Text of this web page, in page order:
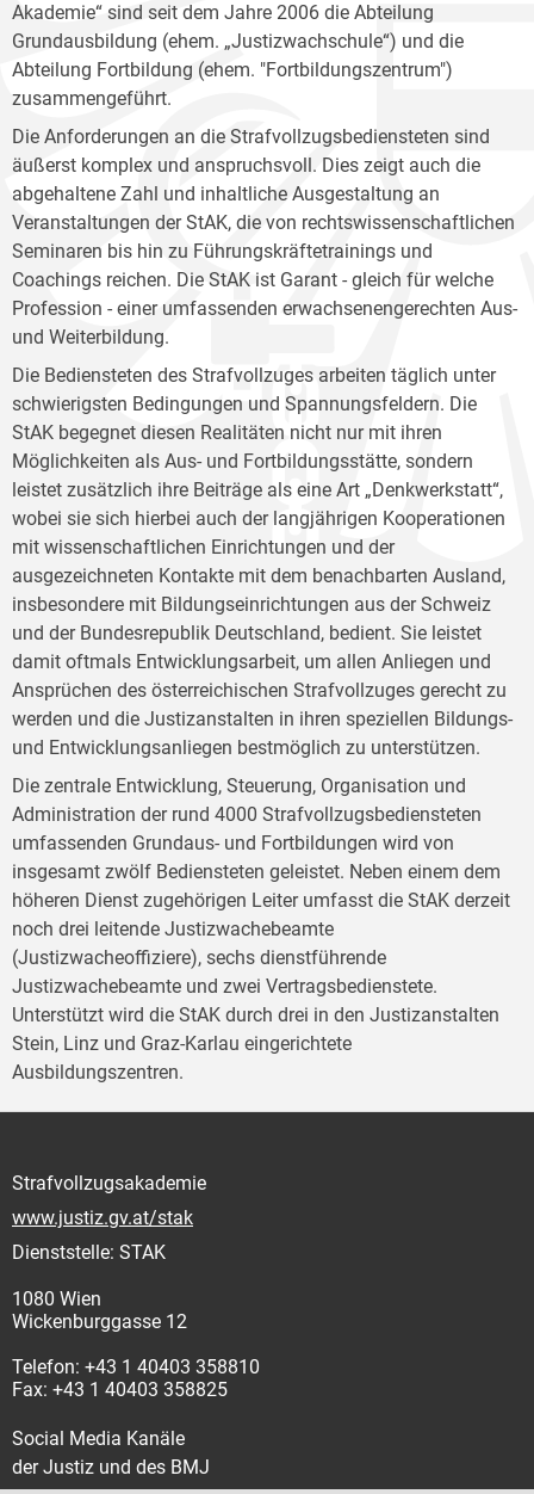
Akademie“ sind seit dem Jahre 2006 die Abteilung
Grundausbildung (ehem. „Justizwachschule“) und die
Abteilung Fortbildung (ehem. "Fortbildungszentrum")
zusammengeführt.
Die Anforderungen an die Strafvollzugsbediensteten sind
äußerst komplex und anspruchsvoll. Dies zeigt auch die
abgehaltene Zahl und inhaltliche Ausgestaltung an
Veranstaltungen der StAK, die von rechtswissenschaftlichen
Seminaren bis hin zu Führungskräftetrainings und
Coachings reichen. Die StAK ist Garant - gleich für welche
Profession - einer umfassenden erwachsenengerechten Aus-
und Weiterbildung.
Die Bediensteten des Strafvollzuges arbeiten täglich unter
schwierigsten Bedingungen und Spannungsfeldern. Die
StAK begegnet diesen Realitäten nicht nur mit ihren
Möglichkeiten als Aus- und Fortbildungsstätte, sondern
leistet zusätzlich ihre Beiträge als eine Art „Denkwerkstatt“,
wobei sie sich hierbei auch der langjährigen Kooperationen
mit wissenschaftlichen Einrichtungen und der
ausgezeichneten Kontakte mit dem benachbarten Ausland,
insbesondere mit Bildungseinrichtungen aus der Schweiz
und der Bundesrepublik Deutschland, bedient. Sie leistet
damit oftmals Entwicklungsarbeit, um allen Anliegen und
Ansprüchen des österreichischen Strafvollzuges gerecht zu
werden und die Justizanstalten in ihren speziellen Bildungs-
und Entwicklungsanliegen bestmöglich zu unterstützen.
Die zentrale Entwicklung, Steuerung, Organisation und
Administration der rund 4000 Strafvollzugsbediensteten
umfassenden Grundaus- und Fortbildungen wird von
insgesamt zwölf Bediensteten geleistet. Neben einem dem
höheren Dienst zugehörigen Leiter umfasst die StAK derzeit
noch drei leitende Justizwachebeamte
(Justizwacheoffiziere), sechs dienstführende
Justizwachebeamte und zwei Vertragsbedienstete.
Unterstützt wird die StAK durch drei in den Justizanstalten
Stein, Linz und Graz-Karlau eingerichtete
Ausbildungszentren.
Strafvollzugsakademie
www.justiz.gv.at/stak
Dienststelle: STAK
1080 Wien
Wickenburggasse 12
Telefon: +43 1 40403 358810
Fax: +43 1 40403 358825
Social Media Kanäle
der Justiz und des BMJ